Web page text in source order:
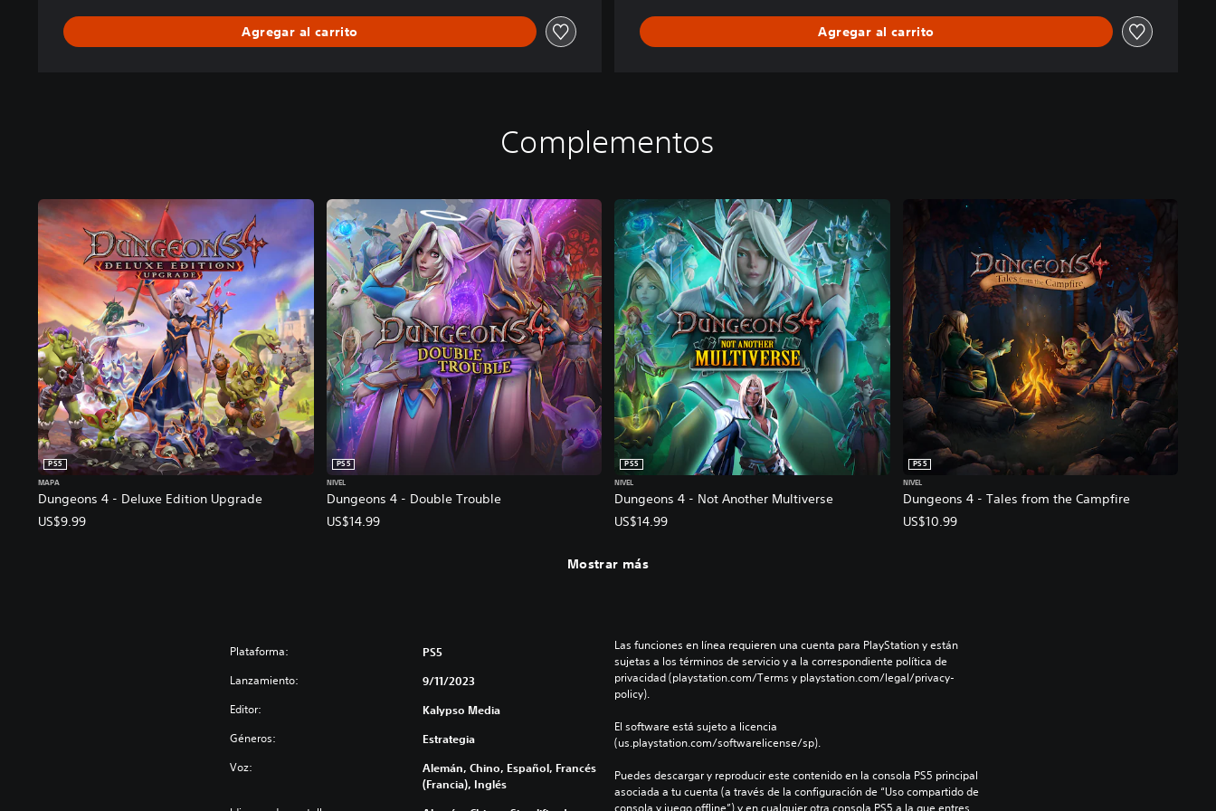
Agregar al carrito Agregar al carrito
Complementos
Dungeons 4 - Deluxe Edition Upgrade
PS5
MAPA
US$9.99
Dungeons 4 - Double Trouble
PS5
NIVEL
US$14.99
Dungeons 4 - Not Another Multiverse
PS5
NIVEL
US$14.99
Dungeons 4 - Tales from the Campfire
PS5
NIVEL
US$10.99
Mostrar más
Plataforma: PS5
Lanzamiento: 9/11/2023
Editor: Kalypso Media
Géneros: Estrategia
Voz:
Alemán, Chino, Español, Francés
(Francia), Inglés
Las funciones en línea requieren una cuenta para PlayStation y están
sujetas a los términos de servicio y a la correspondiente política de
privacidad (playstation.com/Terms y playstation.com/legal/privacy-
policy).
El software está sujeto a licencia
(us.playstation.com/softwarelicense/sp).
Puedes descargar y reproducir este contenido en la consola PS5 principal
asociada a tu cuenta (a través de la configuración de “Uso compartido de
consola y juego offline”) y en cualquier otra consola PS5 a la que entres